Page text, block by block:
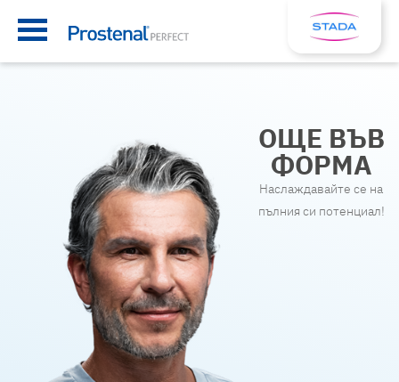
OЩЕ ВЪВ
ФОРМА
Наслаждавайте се на
пълния си потенциал!